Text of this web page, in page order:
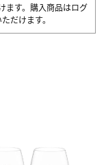
ます。購入商品はログ
だけます。